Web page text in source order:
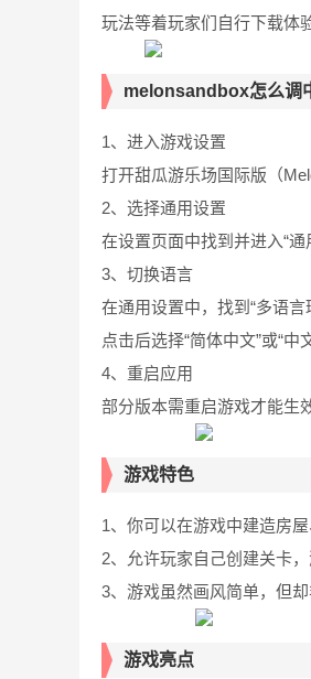
玩法等着玩家们自行下载体验
melonsandbox怎么调
1、进入游戏设置
打开甜瓜游乐场国际版（
2、选择通用设置
在设置页面中找到并进入“通
3、切换语言
在通用设置中，找到“多语言
点击后选择“简体中文”或“中
4、重启应用
部分版本需重启游戏才能生效
游戏特色
1、你可以在游戏中建造房
2、允许玩家自己创建关卡
3、游戏虽然画风简单，但
游戏亮点